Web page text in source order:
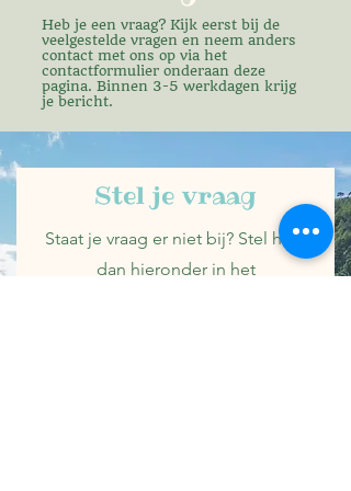
reizen naar nieuwe bestemmingen
dat je nieuwe dingen hoeft te leren. Ten
slotte willen we je laten kennismaken
nieuwe auteurs die uit de landen komen
we bespreken. Kortom: voor ieder wat
al wat aanraders voor je hebben en of
artikelen over jouw bestemming kunnen
prioriseren!
Heb je een vraag? Kijk eerst bij de
veelgestelde vragen en neem anders
contact met ons op via het
contactformulier onderaan deze
pagina. Binnen 3-5 werkdagen krijg
je bericht.
Stel je vraag
Staat je vraag er niet bij? Stel hem
dan hieronder in het